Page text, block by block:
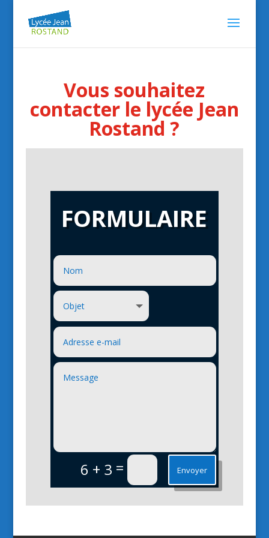
Vous souhaitez
contacter le lycée Jean
Rostand ?
FORMULAIRE
6 + 3 = Envoyer